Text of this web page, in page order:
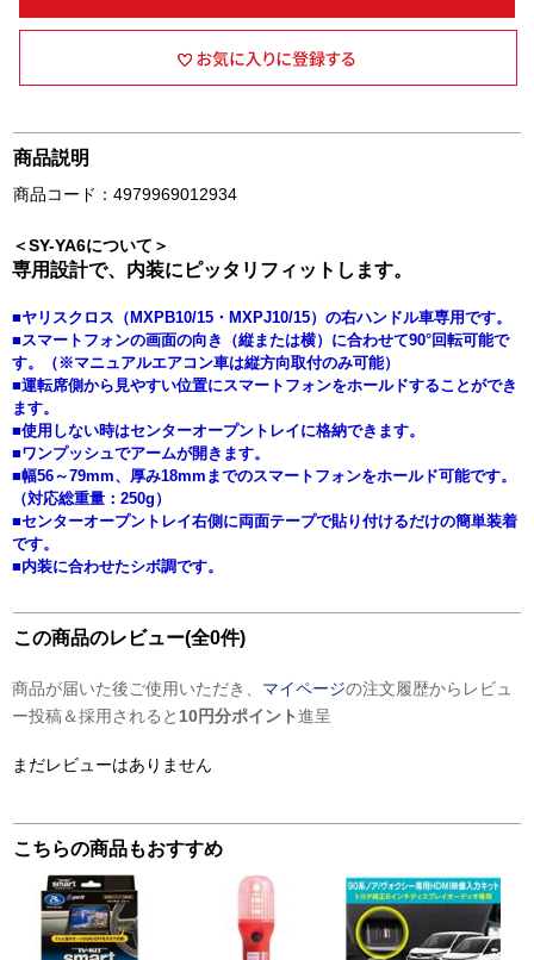
商品説明
商品コード：4979969012934
＜SY-YA6について＞
専用設計で、内装にピッタリフィットします。
■ヤリスクロス（MXPB10/15・MXPJ10/15）の右ハンドル車専用です。
■スマートフォンの画面の向き（縦または横）に合わせて90°回転可能で
す。（※マニュアルエアコン車は縦方向取付のみ可能）
■運転席側から見やすい位置にスマートフォンをホールドすることができ
ます。
■使用しない時はセンターオープントレイに格納できます。
■ワンプッシュでアームが開きます。
■幅56～79mm、厚み18mmまでのスマートフォンをホールド可能です。
（対応総重量：250g）
■センターオープントレイ右側に両面テープで貼り付けるだけの簡単装着
です。
■内装に合わせたシボ調です。
この商品のレビュー(全0件)
商品が届いた後ご使用いただき、 マイページの注文履歴からレビュ
ー投稿＆採用されると 10円分ポイント進呈
まだレビューはありません
こちらの商品もおすすめ